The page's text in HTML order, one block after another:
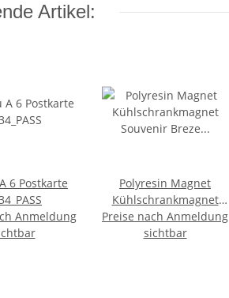
Artikel:
6 Postkarte
Anmeldung
Polyresin Magnet
Kühlschrankmagnet
Souvenir Breze mit
Schriftzug Bayern
Preise nach Anmeldung
sichtbar